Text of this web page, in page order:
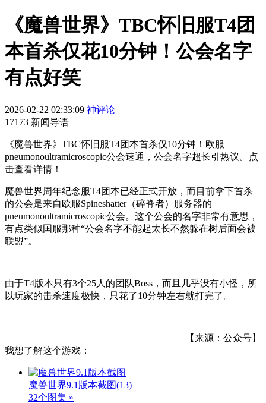
《魔兽世界》TBC怀旧服T4团
本首杀仅花10分钟！公会名字
有点好笑
2026-02-22 02:33:09 神评论
17173 新闻导语
《魔兽世界》TBC怀旧服T4团本首杀仅10分钟！欧服
pneumonoultramicroscopic公会速通，公会名字超长引热议。点
击查看详情！
魔兽世界周年纪念服T4团本已经正式开放，而目前拿下首杀
的公会是来自欧服Spineshatter（碎脊者）服务器的
pneumonoultramicroscopic公会。这个公会的名字非常有意思，
有点类似国服那种“公会名字不能起太长不然躲在树后面会被
联盟”。
由于T4版本只有3个25人的团队Boss，而且几乎没有小怪，所
以玩家的击杀速度极快，只花了10分钟左右就打完了。
【来源：公众号】
我想了解这个游戏：
魔兽世界9.1版本截图(13)
32个图集 »